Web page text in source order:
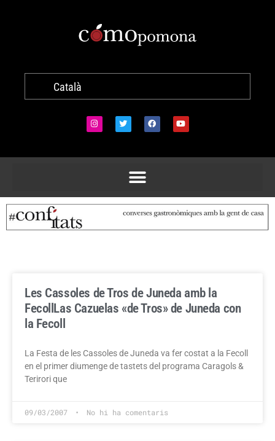
Català
Les Cassoles de Tros de Juneda amb la
Fecoll Las Cazuelas «de Tros» de Juneda con
la Fecoll
La Festa de les Cassoles de Juneda va fer costat a la Fecoll
en el primer diumenge de tastets del programa Caragols &
Terirori que
09/03/2007 No hi ha comentaris